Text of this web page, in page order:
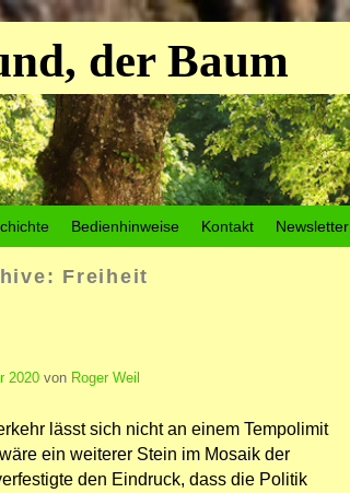
der Baum
Bedienhinweise Kontakt Newsletter
Freiheit
2020 von Roger Weil
lässt sich nicht an einem Tempolimit
ein weiterer Stein im Mosaik der
den Eindruck, dass die Politik